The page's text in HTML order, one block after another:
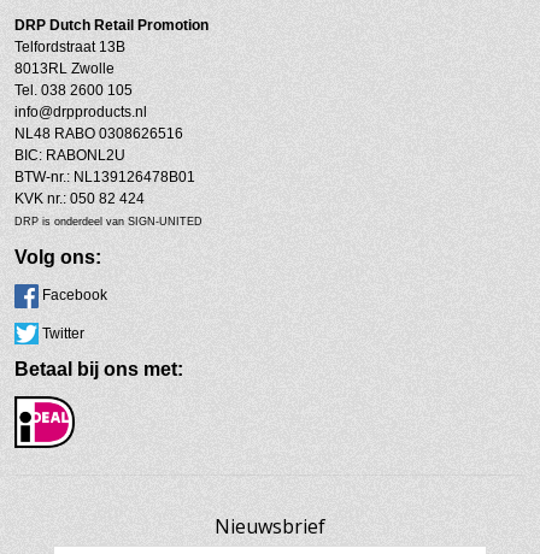
DRP Dutch Retail Promotion
Telfordstraat 13B
8013RL Zwolle
Tel. 038 2600 105
info@drpproducts.nl
NL48 RABO 0308626516
BIC: RABONL2U
BTW-nr.: NL139126478B01
KVK nr.: 050 82 424
DRP is onderdeel van SIGN-UNITED
Volg ons:
Facebook
Twitter
Betaal bij ons met:
Nieuwsbrief